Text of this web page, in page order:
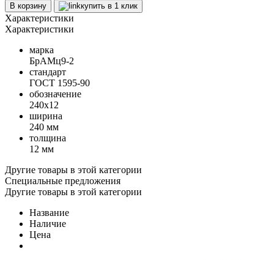
В корзину купить в 1 клик
Характеристики
Характеристики
марка
БрАМц9-2
стандарт
ГОСТ 1595-90
обозначение
240х12
ширина
240 мм
толщина
12 мм
Другие товары в этой категории
Специальные предложения
Другие товары в этой категории
Название
Наличие
Цена